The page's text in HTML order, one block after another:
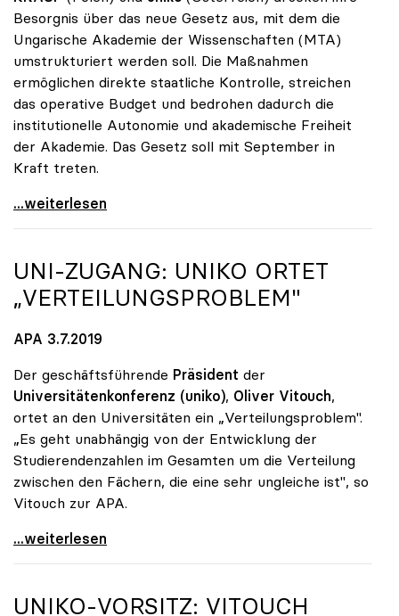
Besorgnis über das neue Gesetz aus, mit dem die
Ungarische Akademie der Wissenschaften (MTA)
umstrukturiert werden soll. Die Maßnahmen
ermöglichen direkte staatliche Kontrolle, streichen
das operative Budget und bedrohen dadurch die
institutionelle Autonomie und akademische Freiheit
der Akademie. Das Gesetz soll mit September in
Kraft treten.
Dringender Rektorenappell an Ungarns Regierung
...weiterlesen
UNI-ZUGANG: UNIKO ORTET
„VERTEILUNGSPROBLEM"
APA 3.7.2019
Der geschäftsführende Präsident der
Universitätenkonferenz (uniko), Oliver Vitouch,
ortet an den Universitäten ein „Verteilungsproblem".
„Es geht unabhängig von der Entwicklung der
Studierendenzahlen im Gesamten um die Verteilung
zwischen den Fächern, die eine sehr ungleiche ist", so
Vitouch zur APA.
Uni-Zugang: uniko ortet „Verteilungsproblem\"
...weiterlesen
UNIKO-VORSITZ: VITOUCH